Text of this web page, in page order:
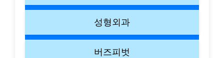
성형외과
버즈피벗